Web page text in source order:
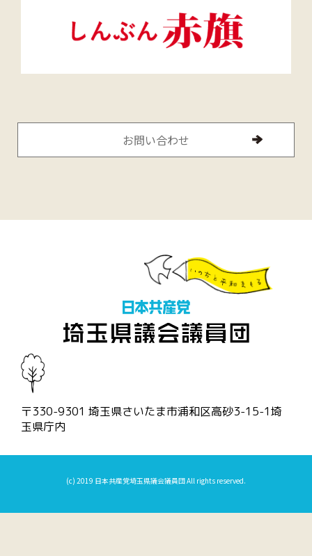
〒330-9301 埼玉県さいたま市浦和区高砂3-15-1埼
玉県庁内
お問い合わせ
(c) 2019 日本共産党埼玉県議会議員団 All rights reserved.